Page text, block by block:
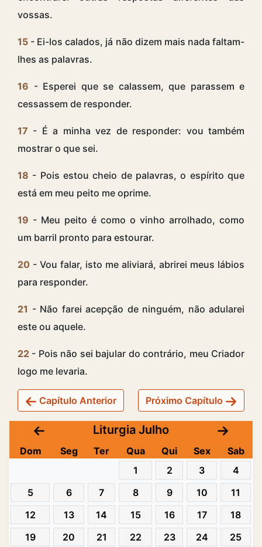
vossas.
15 - Ei-los calados, já não dizem mais nada faltam-
lhes as palavras.
16 - Esperei que se calassem, que parassem e
cessassem de responder.
17 - É a minha vez de responder: vou também
mostrar o que sei.
18 - Pois estou cheio de palavras, o espírito que
está em meu peito me oprime.
19 - Meu peito é como o vinho arrolhado, como
um barril pronto para estourar.
20 - Vou falar, isto me aliviará, abrirei meus lábios
para responder.
21 - Não farei acepção de ninguém, não adularei
este ou aquele.
22 - Pois não sei bajular do contrário, meu Criador
logo me levaria.
Capítulo Anterior Próximo Capítulo
Liturgia Julho
Dom Seg Ter Qua Qui Sex
Sab
1
2 3
4
5
6 7 8 9 10
11
12
13 14 15 16 17
18
19
20 21 22 23 24
25